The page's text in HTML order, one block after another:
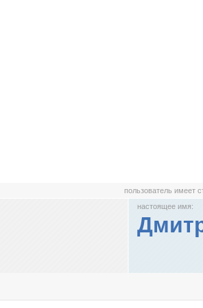
пользователь имеет
настоящее имя: